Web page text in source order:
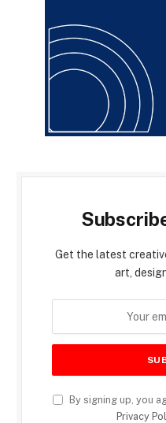
Get the latest
art,
By signing up, you
Privacy